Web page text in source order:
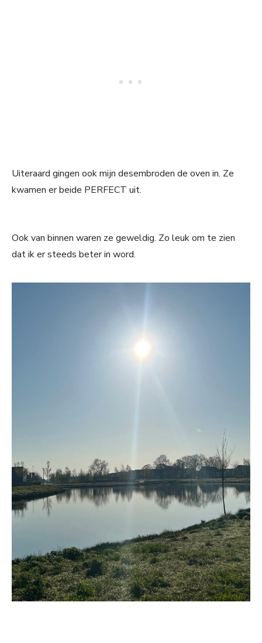
Uiteraard gingen ook mijn desembroden de oven in. Ze
kwamen er beide PERFECT uit.
Ook van binnen waren ze geweldig. Zo leuk om te zien
dat ik er steeds beter in word.